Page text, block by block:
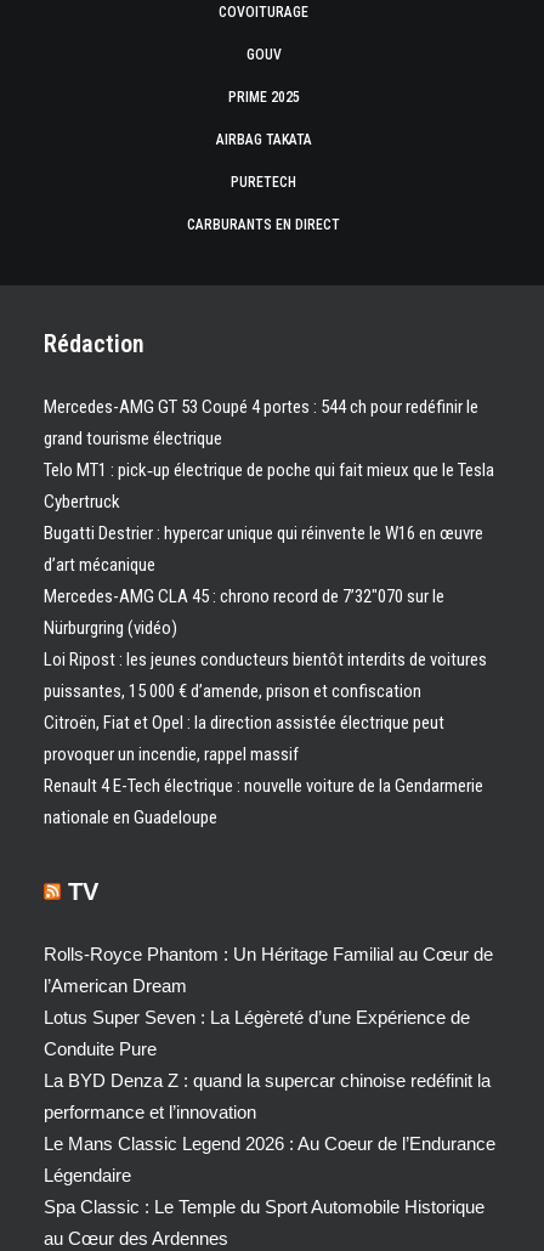
COVOITURAGE
GOUV
PRIME 2025
AIRBAG TAKATA
PURETECH
CARBURANTS EN DIRECT
Rédaction
Mercedes-AMG GT 53 Coupé 4 portes : 544 ch pour redéfinir le
grand tourisme électrique
Telo MT1 : pick‑up électrique de poche qui fait mieux que le Tesla
Cybertruck
Bugatti Destrier : hypercar unique qui réinvente le W16 en œuvre
d’art mécanique
Mercedes-AMG CLA 45 : chrono record de 7’32″070 sur le
Nürburgring (vidéo)
Loi Ripost : les jeunes conducteurs bientôt interdits de voitures
puissantes, 15 000 € d’amende, prison et confiscation
Citroën, Fiat et Opel : la direction assistée électrique peut
provoquer un incendie, rappel massif
Renault 4 E-Tech électrique : nouvelle voiture de la Gendarmerie
nationale en Guadeloupe
TV
Rolls-Royce Phantom : Un Héritage Familial au Cœur de
l’American Dream
Lotus Super Seven : La Légèreté d’une Expérience de
Conduite Pure
La BYD Denza Z : quand la supercar chinoise redéfinit la
performance et l’innovation
Le Mans Classic Legend 2026 : Au Coeur de l’Endurance
Légendaire
Spa Classic : Le Temple du Sport Automobile Historique
au Cœur des Ardennes